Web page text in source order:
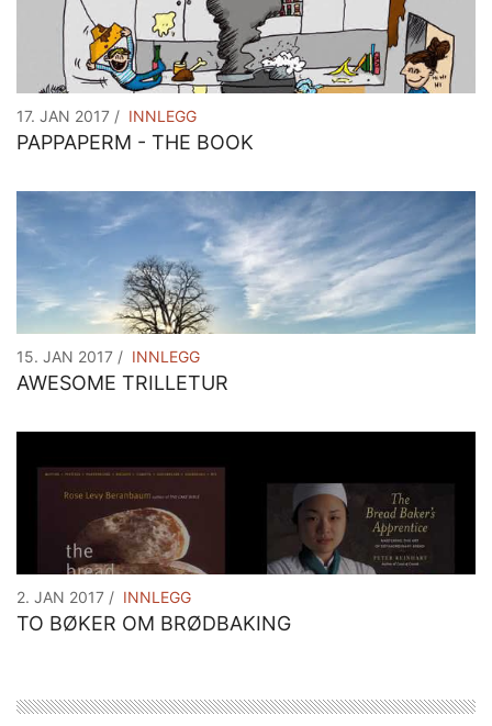
Innlegg
17. JAN 2017 INNLEGG
PAPPAPERM - THE BOOK
Innlegg
15. JAN 2017 INNLEGG
AWESOME TRILLETUR
2. JAN 2017 INNLEGG
TO BØKER OM BRØDBAKING